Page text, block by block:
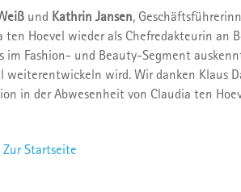
und Kathrin Jansen,
ten Hoevel wieder als Chefredakteurin an
im Fashion- und Beauty-Segment
weiterentwickeln wird. Wir danken Klaus
in der Abwesenheit von Claudia ten
Zur Startseite